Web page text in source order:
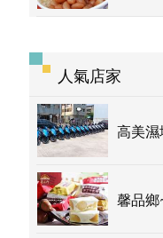
人氣店家
高美
馨品